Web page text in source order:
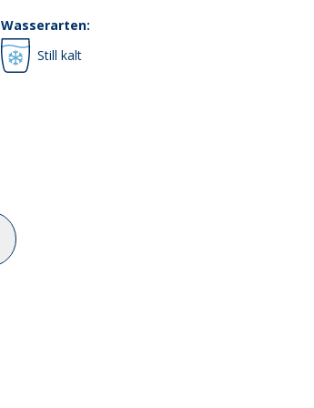
Wasserarten:
Still kalt